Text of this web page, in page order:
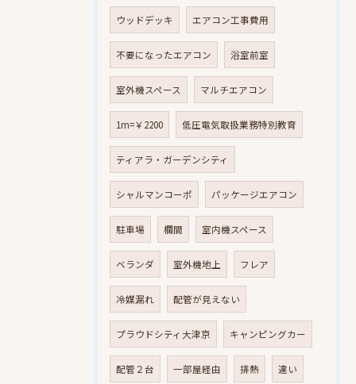
ウッドデッキ エアコン工事費用
不要になったエアコン 浴室前室
室外機スペース マルチエアコン
1m=￥2200 低圧電気取扱業務特別教育
ティアラ・ガーデンシティ
シャルマンコーポ パッケージエアコン
駐車場 欄間 室内機スペース
ベランダ 室外機地上 フレア
冷媒漏れ 配管が見えない
プラウドシティ大津京 キャンピングカー
配管２台 一部屋経由 排熱 違い